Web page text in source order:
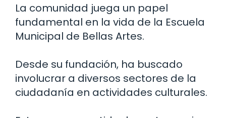
La comunidad juega un papel
fundamental en la vida de la Escuela
Municipal de Bellas Artes.
Desde su fundación, ha buscado
involucrar a diversos sectores de la
ciudadanía en actividades culturales.